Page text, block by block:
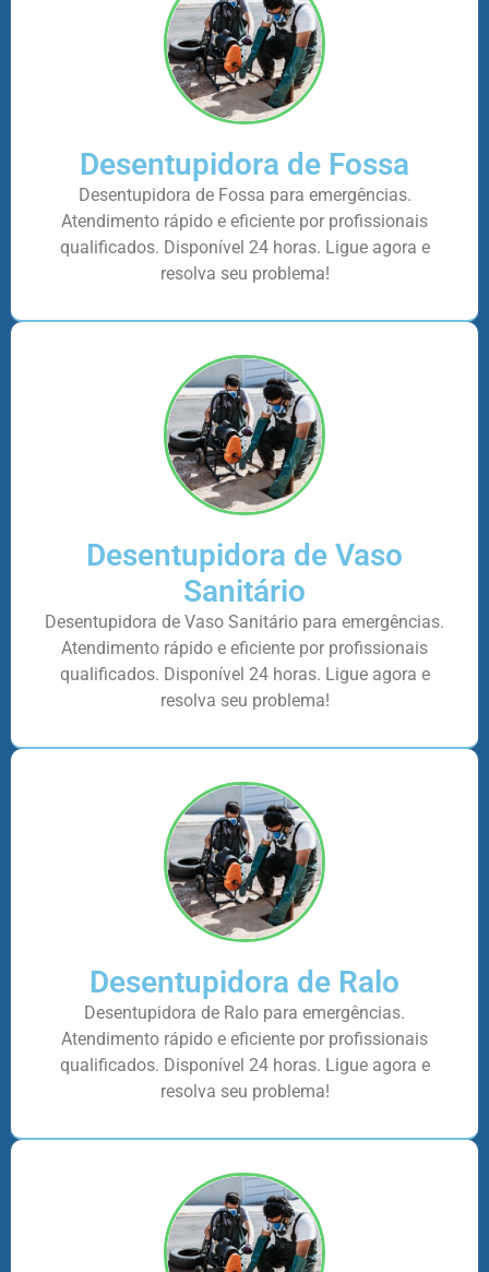
Desentupidora de Fossa
Desentupidora de Fossa para emergências.
Atendimento rápido e eficiente por profissionais
qualificados. Disponível 24 horas. Ligue agora e
resolva seu problema!
Desentupidora de Vaso
Sanitário
Desentupidora de Vaso Sanitário para emergências.
Atendimento rápido e eficiente por profissionais
qualificados. Disponível 24 horas. Ligue agora e
resolva seu problema!
Desentupidora de Ralo
Desentupidora de Ralo para emergências.
Atendimento rápido e eficiente por profissionais
qualificados. Disponível 24 horas. Ligue agora e
resolva seu problema!